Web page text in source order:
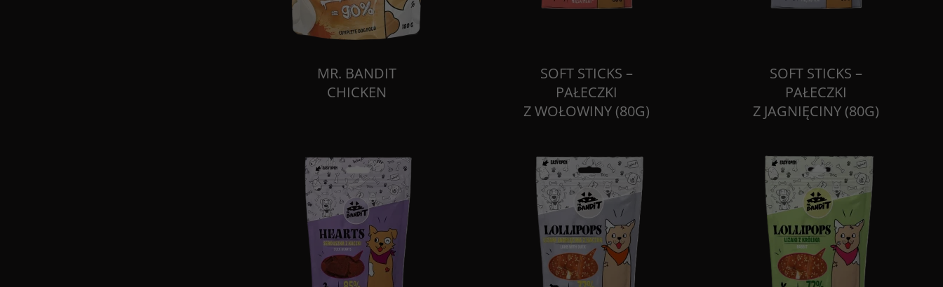
MR. BANDIT
CHICKEN
SOFT STICKS –
PAŁECZKI
Z WOŁOWINY (80G)
SOFT STICKS –
PAŁECZKI
Z JAGNIĘCINY (80G)